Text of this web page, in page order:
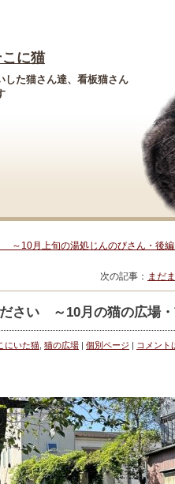
に猫
した猫さん達、看板猫さん
～10月上旬の湯処じんのびさん・後編
次の記事： まだ
さい ～10月の猫の広場・
にいた猫 猫の広場 | 個別ページ | コメント